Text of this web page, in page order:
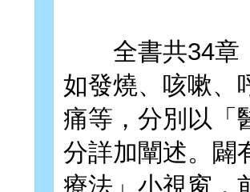
全書共34章，
如發燒、咳嗽、
痛等，分別以「
分詳加闡述。闢
療法」小視窗，